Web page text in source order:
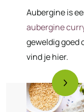
Aubergine is
aubergine
geweldig goed
vind je hier.